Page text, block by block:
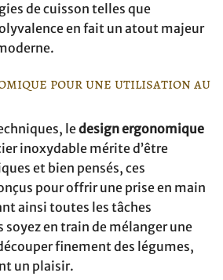
de cuisson telles que
en fait un atout majeur
pour une utilisation au
ledesign ergonomique
inoxydable mérite d’être
et bien pensés, ces
pour offrir une prise en main
ainsi toutes les tâches
soyez en train de mélanger une
finement des légumes,
un plaisir.